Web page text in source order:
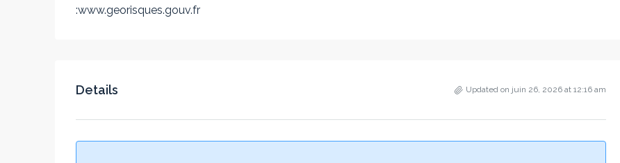
:www.georisques.gouv.fr
Details Updated on juin 26, 2026 at 12:16 am